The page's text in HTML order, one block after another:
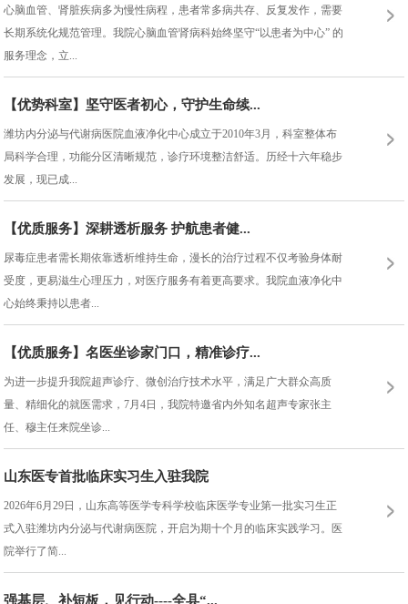
心脑血管、肾脏疾病多为慢性病程，患者常多病共存、反复发作，需要
长期系统化规范管理。我院心脑血管肾病科始终坚守“以患者为中心” 的
服务理念，立...
【优势科室】坚守医者初心，守护生命续...
潍坊内分泌与代谢病医院血液净化中心成立于2010年3月，科室整体布
局科学合理，功能分区清晰规范，诊疗环境整洁舒适。历经十六年稳步
发展，现已成...
【优质服务】深耕透析服务 护航患者健...
尿毒症患者需长期依靠透析维持生命，漫长的治疗过程不仅考验身体耐
受度，更易滋生心理压力，对医疗服务有着更高要求。我院血液净化中
心始终秉持以患者...
【优质服务】名医坐诊家门口，精准诊疗...
为进一步提升我院超声诊疗、微创治疗技术水平，满足广大群众高质
量、精细化的就医需求，7月4日，我院特邀省内外知名超声专家张主
任、穆主任来院坐诊...
山东医专首批临床实习生入驻我院
2026年6月29日，山东高等医学专科学校临床医学专业第一批实习生正
式入驻潍坊内分泌与代谢病医院，开启为期十个月的临床实践学习。医
院举行了简...
强基层、补短板，见行动----全县“...